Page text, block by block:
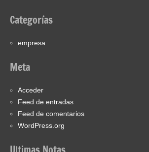
Categorías
empresa
Meta
Acceder
Feed de entradas
Feed de comentarios
WordPress.org